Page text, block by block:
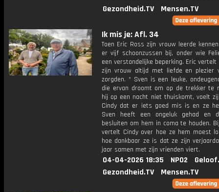
Gezondheid.TV
Mensen.TV
Ik mis je: Afl. 34
Toen Eric Ross zijn vrouw leerde
er vijf schoonzussen bij, onder wie
een verstandelijke beperking. Eric vertelt
zijn vrouw altijd met liefde en plezier
zorgden. * Sven is een leuke,
die ervan droomt om op de trekker te
hij op een nacht niet thuiskomt, voelt
Cindy dat er iets goed mis is en ze
Sven heeft een ongeluk gehad en
besluiten om hem in coma te houden.
vertelt Cindy over hoe ze hem moest
hoe dankbaar ze is dat ze zijn
jaar samen met zijn vrienden viert.
04-04-2026 18:35 NPO2
Gezondheid.TV
Mensen.TV